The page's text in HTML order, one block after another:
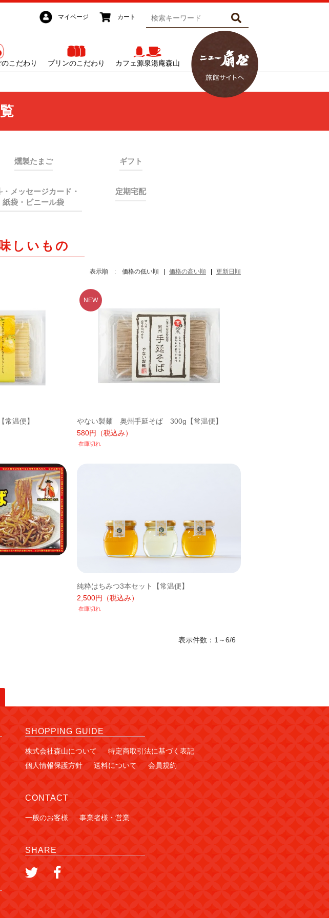
マイページ カート
こだわり プリンのこだわり カフェ源泉湯庵森山
燻製たまご ギフト
・メッセージカード・
紙袋・ビニール袋
定期宅配
しいもの
表示順 : 価格の低い順 価格の高い順 更新日順
温便】
やない製麺 奥州手延そば 300g【常温便】
580円
（税込み）
在庫切れ
純粋はちみつ3本セット【常温便】
2,500円 （税込み）
在庫切れ
表示件数：1～6/6
SHOPPING GUIDE
株式会社森山について
特定商取引法に基づく表記
個人情報保護方針
送料について 会員規約
CONTACT
一般のお客様 事業者様・営業
SHARE